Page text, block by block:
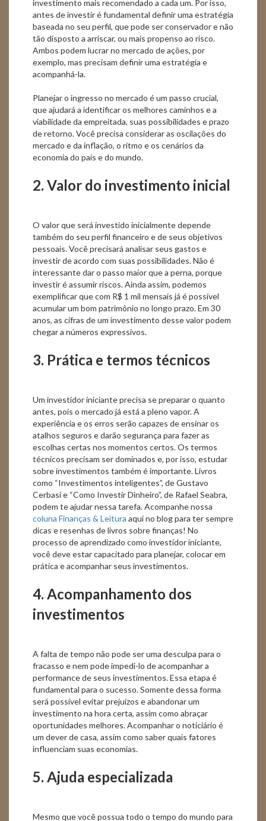
investimento mais recomendado a cada um. Por isso,
antes de investir é fundamental definir uma estratégia
baseada no seu perfil, que pode ser conservador e não
tão disposto a arriscar, ou mais propenso ao risco.
Ambos podem lucrar no mercado de ações, por
exemplo, mas precisam definir uma estratégia e
acompanhá-la.
Planejar o ingresso no mercado é um passo crucial,
que ajudará a identificar os melhores caminhos e a
viabilidade da empreitada, suas possibilidades e prazo
de retorno. Você precisa considerar as oscilações do
mercado e da inflação, o ritmo e os cenários da
economia do país e do mundo.
2. Valor do investimento inicial
O valor que será investido inicialmente depende
também do seu perfil financeiro e de seus objetivos
pessoais. Você precisará analisar seus gastos e
investir de acordo com suas possibilidades. Não é
interessante dar o passo maior que a perna, porque
investir é assumir riscos. Ainda assim, podemos
exemplificar que com R$ 1 mil mensais já é possível
acumular um bom patrimônio no longo prazo. Em 30
anos, as cifras de um investimento desse valor podem
chegar a números expressivos.
3. Prática e termos técnicos
Um investidor iniciante precisa se preparar o quanto
antes, pois o mercado já está a pleno vapor. A
experiência e os erros serão capazes de ensinar os
atalhos seguros e darão segurança para fazer as
escolhas certas nos momentos certos. Os termos
técnicos precisam ser dominados e, por isso, estudar
sobre investimentos também é importante. Livros
como “Investimentos inteligentes”, de Gustavo
Cerbasi e “Como Investir Dinheiro”, de Rafael Seabra,
podem te ajudar nessa tarefa. Acompanhe nossa
coluna Finanças & Leitura aqui no blog para ter sempre
dicas e resenhas de livros sobre finanças! No
processo de aprendizado como investidor iniciante,
você deve estar capacitado para planejar, colocar em
prática e acompanhar seus investimentos.
4. Acompanhamento dos
investimentos
A falta de tempo não pode ser uma desculpa para o
fracasso e nem pode impedi-lo de acompanhar a
performance de seus investimentos. Essa etapa é
fundamental para o sucesso. Somente dessa forma
será possível evitar prejuízos e abandonar um
investimento na hora certa, assim como abraçar
oportunidades melhores. Acompanhar o noticiário é
um dever de casa, assim como saber quais fatores
influenciam suas economias.
5. Ajuda especializada
Mesmo que você possua todo o tempo do mundo para